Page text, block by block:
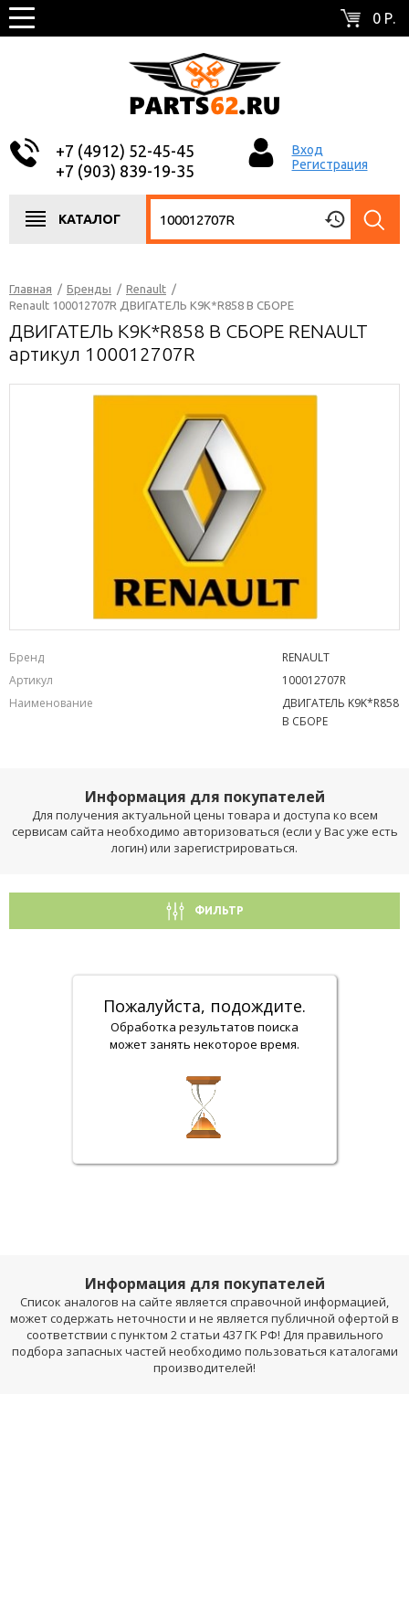
0 Р.
+7 (4912) 52-45-45
+7 (903) 839-19-35
Вход
Регистрация
КАТАЛОГ
Главная / Бренды / Renault /
Renault 100012707R ДВИГАТЕЛЬ K9K*R858 В СБОРЕ
ДВИГАТЕЛЬ K9K*R858 В СБОРЕ RENAULT
артикул 100012707R
Бренд
RENAULT
Артикул
100012707R
Наименование
ДВИГАТЕЛЬ K9K*R858
В СБОРЕ
Информация для покупателей
Для получения актуальной цены товара и доступа ко всем
сервисам сайта необходимо авторизоваться (если у Вас уже есть
логин) или зарегистрироваться.
ФИЛЬТР
Пожалуйста, подождите.
Обработка результатов поиска
может занять некоторое время.
Информация для покупателей
Список аналогов на сайте является справочной информацией,
может содержать неточности и не является публичной офертой в
соответствии с пунктом 2 статьи 437 ГК РФ! Для правильного
подбора запасных частей необходимо пользоваться каталогами
производителей!